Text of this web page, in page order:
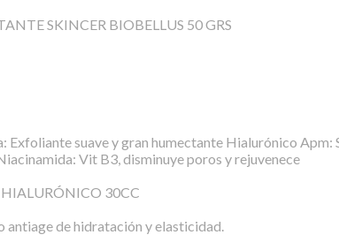
SKINCER BIOBELLUS 50 GRS
Exfoliante suave y gran humectante Hialurónico Apm:
Vit B3, disminuye poros y rejuvenece
30CC
de hidratación y elasticidad.